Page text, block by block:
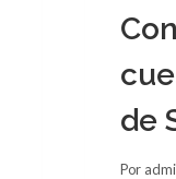
de
Por